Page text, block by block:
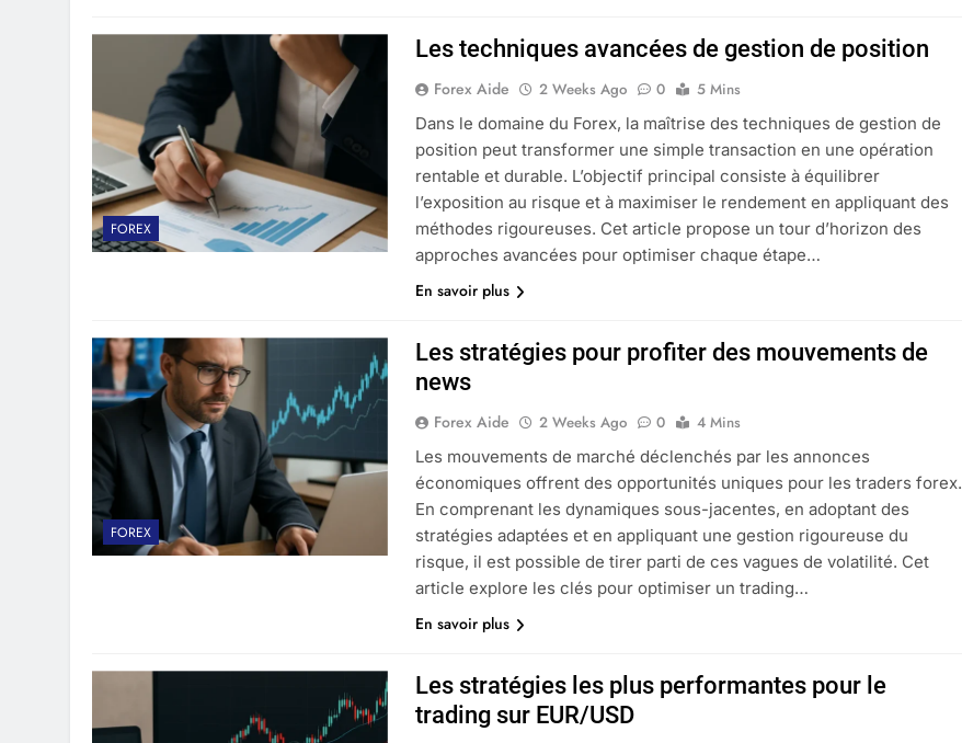
FOREX
Les techniques avancées de gestion de position
Forex Aide 2 Weeks Ago 0
5 Mins
Dans le domaine du Forex, la maîtrise des techniques de gestion de
position peut transformer une simple transaction en une opération
rentable et durable. L’objectif principal consiste à équilibrer
l’exposition au risque et à maximiser le rendement en appliquant des
méthodes rigoureuses. Cet article propose un tour d’horizon des
approches avancées pour optimiser chaque étape…
En savoir plus
FOREX
Les stratégies pour profiter des mouvements de
news
Forex Aide 2 Weeks Ago 0
4 Mins
Les mouvements de marché déclenchés par les annonces
économiques offrent des opportunités uniques pour les traders forex.
En comprenant les dynamiques sous-jacentes, en adoptant des
stratégies adaptées et en appliquant une gestion rigoureuse du
risque, il est possible de tirer parti de ces vagues de volatilité. Cet
article explore les clés pour optimiser un trading…
En savoir plus
Les stratégies les plus performantes pour le
trading sur EUR/USD